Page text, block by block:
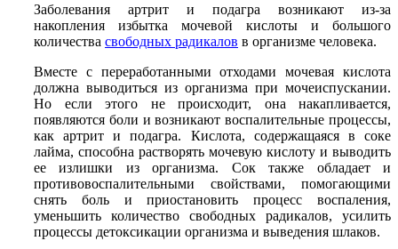
Заболевания артрит и подагра возникают из-за
накопления избытка мочевой кислоты и большого
количества свободных радикалов в организме человека.
Вместе с переработанными отходами мочевая кислота
должна выводиться из организма при мочеиспускании.
Но если этого не происходит, она накапливается,
появляются боли и возникают воспалительные процессы,
как артрит и подагра. Кислота, содержащаяся в соке
лайма, способна растворять мочевую кислоту и выводить
ее излишки из организма. Сок также обладает и
противовоспалительными свойствами, помогающими
снять боль и приостановить процесс воспаления,
уменьшить количество свободных радикалов, усилить
процессы детоксикации организма и выведения шлаков.